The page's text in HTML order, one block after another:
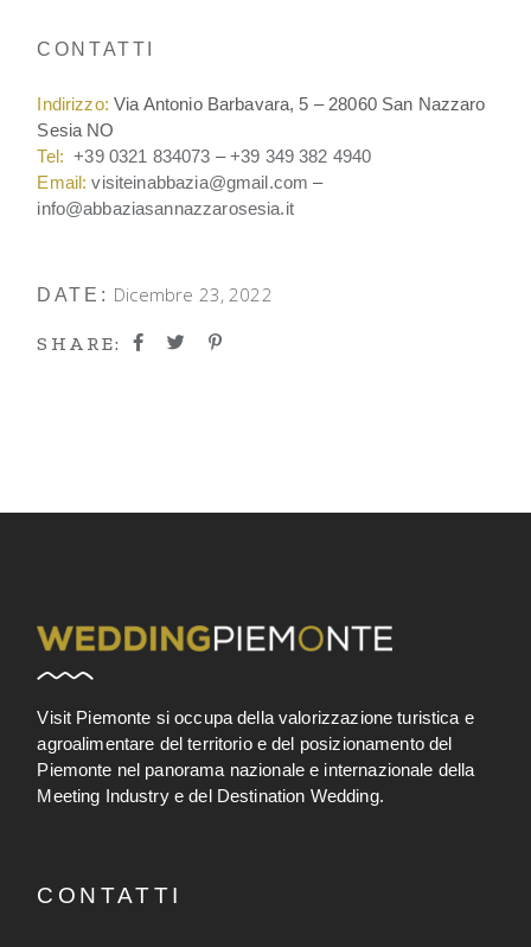
CONTATTI
Indirizzo:Via Antonio Barbavara, 5 – 28060 San Nazzaro
Sesia NO
Tel: +39 0321 834073 –+39 349 382 4940
Email: visiteinabbazia@gmail.com –
info@abbaziasannazzarosesia.it
DATE: Dicembre 23, 2022
SHARE:
Visit Piemonte si occupa della valorizzazione turistica e
agroalimentare del territorio e del posizionamento del
Piemonte nel panorama nazionale e internazionale della
Meeting Industry e del Destination Wedding.
CONTATTI